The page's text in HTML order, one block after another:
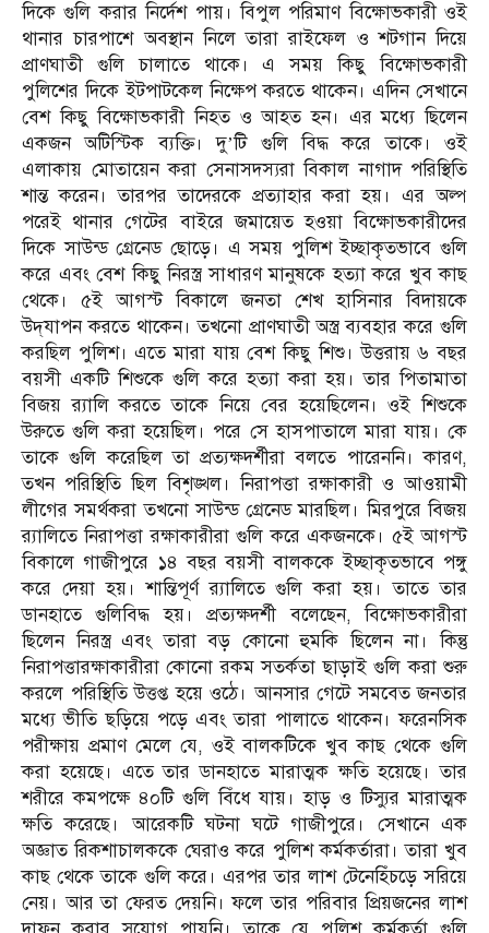
দিকে গুলি করার নির্দেশ পায়। বিপুল পরিমাণ বিক্ষোভকারী ওই
থানার চারপাশে অবস্থান নিলে তারা রাইফেল ও শটগান দিয়ে
প্রাণঘাতী গুলি চালাতে থাকে। এ সময় কিছু বিক্ষোভকারী
পুলিশের দিকে ইটপাটকেল নিক্ষেপ করতে থাকেন। এদিন সেখানে
বেশ কিছু বিক্ষোভকারী নিহত ও আহত হন। এর মধ্যে ছিলেন
একজন অটিস্টিক ব্যক্তি। দু’টি গুলি বিদ্ধ করে তাকে। ওই
এলাকায় মোতায়েন করা সেনাসদস্যরা বিকাল নাগাদ পরিস্থিতি
শান্ত করেন। তারপর তাদেরকে প্রত্যাহার করা হয়। এর অল্প
পরেই থানার গেটের বাইরে জমায়েত হওয়া বিক্ষোভকারীদের
দিকে সাউন্ড গ্রেনেড ছোড়ে। এ সময় পুলিশ ইচ্ছাকৃতভাবে গুলি
করে এবং বেশ কিছু নিরস্ত্র সাধারণ মানুষকে হত্যা করে খুব কাছ
থেকে। ৫ই আগস্ট বিকালে জনতা শেখ হাসিনার বিদায়কে
উদ্‌যাপন করতে থাকেন। তখনো প্রাণঘাতী অস্ত্র ব্যবহার করে গুলি
করছিল পুলিশ। এতে মারা যায় বেশ কিছু শিশু। উত্তরায় ৬ বছর
বয়সী একটি শিশুকে গুলি করে হত্যা করা হয়। তার পিতামাতা
বিজয় র‌্যালি করতে তাকে নিয়ে বের হয়েছিলেন। ওই শিশুকে
উরুতে গুলি করা হয়েছিল। পরে সে হাসপাতালে মারা যায়। কে
তাকে গুলি করেছিল তা প্রত্যক্ষদর্শীরা বলতে পারেননি। কারণ,
তখন পরিস্থিতি ছিল বিশৃঙ্খল। নিরাপত্তা রক্ষাকারী ও আওয়ামী
লীগের সমর্থকরা তখনো সাউন্ড গ্রেনেড মারছিল। মিরপুরে বিজয়
র‌্যালিতে নিরাপত্তা রক্ষাকারীরা গুলি করে একজনকে। ৫ই আগস্ট
বিকালে গাজীপুরে ১৪ বছর বয়সী বালককে ইচ্ছাকৃতভাবে পঙ্গু
করে দেয়া হয়। শান্তিপূর্ণ র‌্যালিতে গুলি করা হয়। তাতে তার
ডানহাতে গুলিবিদ্ধ হয়। প্রত্যক্ষদর্শী বলেছেন, বিক্ষোভকারীরা
ছিলেন নিরস্ত্র এবং তারা বড় কোনো হুমকি ছিলেন না। কিন্তু
নিরাপত্তারক্ষাকারীরা কোনো রকম সতর্কতা ছাড়াই গুলি করা শুরু
করলে পরিস্থিতি উত্তপ্ত হয়ে ওঠে। আনসার গেটে সমবেত জনতার
মধ্যে ভীতি ছড়িয়ে পড়ে এবং তারা পালাতে থাকেন। ফরেনসিক
পরীক্ষায় প্রমাণ মেলে যে, ওই বালকটিকে খুব কাছ থেকে গুলি
করা হয়েছে। এতে তার ডানহাতে মারাত্মক ক্ষতি হয়েছে। তার
শরীরে কমপক্ষে ৪০টি গুলি বিঁধে যায়। হাড় ও টিস্যুর মারাত্মক
ক্ষতি করেছে। আরেকটি ঘটনা ঘটে গাজীপুরে। সেখানে এক
অজ্ঞাত রিকশাচালককে ঘেরাও করে পুলিশ কর্মকর্তারা। তারা খুব
কাছ থেকে তাকে গুলি করে। এরপর তার লাশ টেনেহিঁচড়ে সরিয়ে
নেয়। আর তা ফেরত দেয়নি। ফলে তার পরিবার প্রিয়জনের লাশ